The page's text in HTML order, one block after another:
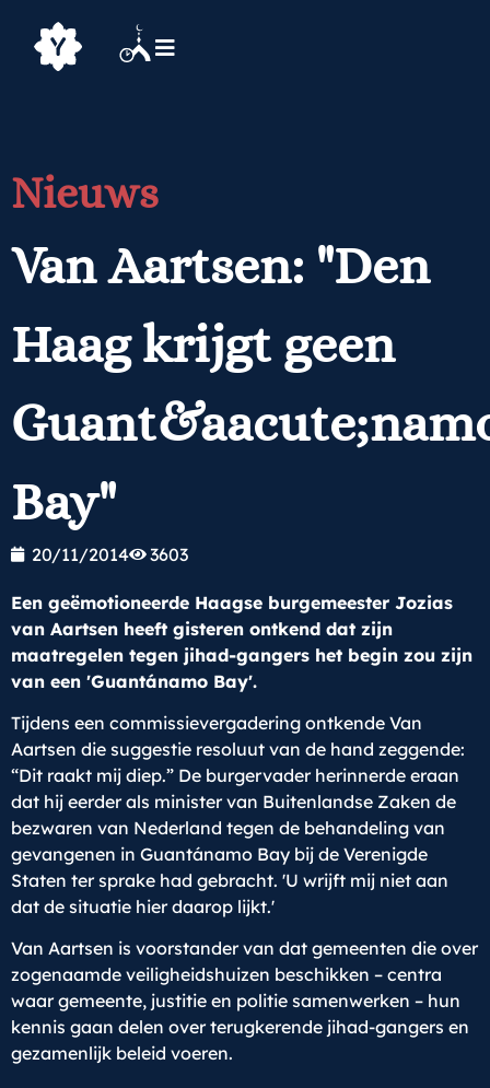
Nieuws
Van Aartsen: "Den
Haag krijgt geen
Bay"
20/11/2014 3603
Een geëmotioneerde Haagse burgemeester Jozias
van Aartsen heeft gisteren ontkend dat zijn
maatregelen tegen jihad-gangers het begin zou zijn
van een 'Guantánamo Bay'.
Tijdens een commissievergadering ontkende Van
Aartsen die suggestie resoluut van de hand zeggende:
“Dit raakt mij diep.” De burgervader herinnerde eraan
dat hij eerder als minister van Buitenlandse Zaken de
bezwaren van Nederland tegen de behandeling van
gevangenen in Guantánamo Bay bij de Verenigde
Staten ter sprake had gebracht. 'U wrijft mij niet aan
dat de situatie hier daarop lijkt.'
Van Aartsen is voorstander van dat gemeenten die over
zogenaamde veiligheidshuizen beschikken – centra
waar gemeente, justitie en politie samenwerken – hun
kennis gaan delen over terugkerende jihad-gangers en
gezamenlijk beleid voeren.